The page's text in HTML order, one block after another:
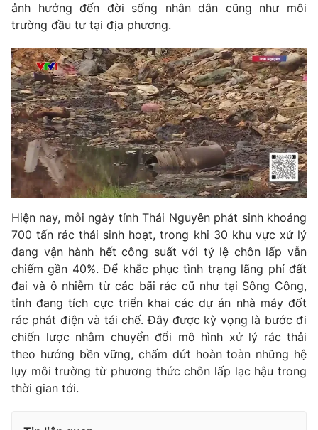
Giấy phép hoạt động báo in và báo điện tử số 483/GP-BTTTT
cấp ngày 29/12/2023
Tổng Biên tập:Vũ Thanh Thủy
Phó Tổng Biên tập:Nguyễn Thị Mỹ Hạnh, Phạm Quốc Thắng,
Nguyễn Trọng Ninh
Tổng đài VTV:024.38 355 931 - 024.38 355 932
Ðiện thoại Thời báo VTV:024.66 897 897
Email:toasoan@vtv.vn
Liên hệ quảng cáo:024-7300.7108
® Cấm sao chép dưới mọi hình thức nếu không có sự chấp
thuận bằng văn bản. Ghi rõ nguồn VTV.vn khi phát hành lại
thông tin từ website này.
ảnh hưởng đến đời sống nhân dân cũng như môi
trường đầu tư tại địa phương.
Hiện nay, mỗi ngày tỉnh Thái Nguyên phát sinh khoảng
700 tấn rác thải sinh hoạt, trong khi 30 khu vực xử lý
đang vận hành hết công suất với tỷ lệ chôn lấp vẫn
chiếm gần 40%. Để khắc phục tình trạng lãng phí đất
đai và ô nhiễm từ các bãi rác cũ như tại Sông Công,
tỉnh đang tích cực triển khai các dự án nhà máy đốt
rác phát điện và tái chế. Đây được kỳ vọng là bước đi
chiến lược nhằm chuyển đổi mô hình xử lý rác thải
theo hướng bền vững, chấm dứt hoàn toàn những hệ
lụy môi trường từ phương thức chôn lấp lạc hậu trong
thời gian tới.